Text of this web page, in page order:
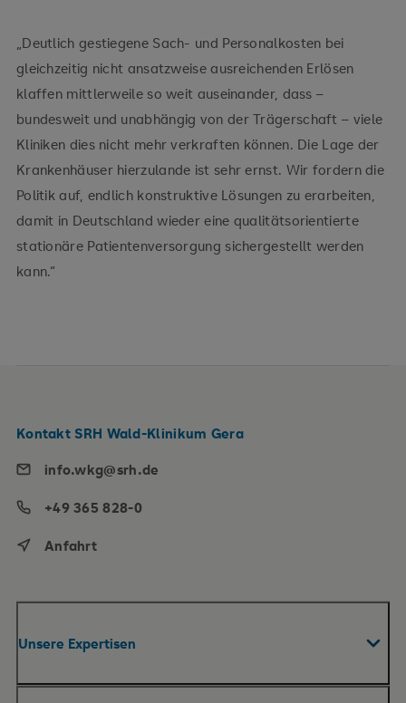
„Deutlich gestiegene Sach- und Personalkosten bei
gleichzeitig nicht ansatzweise ausreichenden Erlösen
klaffen mittlerweile so weit auseinander, dass –
bundesweit und unabhängig von der Trägerschaft – viele
Kliniken dies nicht mehr verkraften können. Die Lage der
Krankenhäuser hierzulande ist sehr ernst. Wir fordern die
Politik auf, endlich konstruktive Lösungen zu erarbeiten,
damit in Deutschland wieder eine qualitätsorientierte
stationäre Patientenversorgung sichergestellt werden
kann.“
Unsere Expertisen
Kontakt SRH Wald-Klinikum Gera
info.wkg@srh.de
+49 365 828-0
Anfahrt